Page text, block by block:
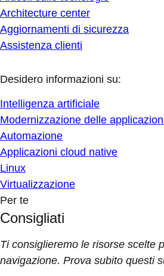
Architecture center
Aggiornamenti di sicurezza
Assistenza clienti
Desidero informazioni su:
Intelligenza artificiale
Modernizzazione delle
Automazione
Applicazioni cloud native
Linux
Virtualizzazione
Per te
Consigliati
Ti consiglieremo le risorse scelte
navigazione. Prova subito questi